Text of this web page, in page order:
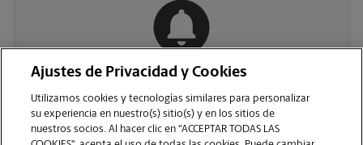
Ajustes de Privacidad y Cookies
Utilizamos cookies y tecnologías similares para personalizar
su experiencia en nuestro(s) sitio(s) y en los sitios de
nuestros socios. Al hacer clic en "ACCEPTAR TODAS LAS